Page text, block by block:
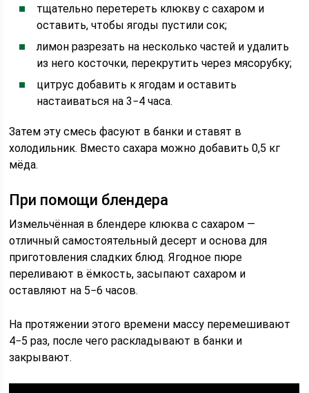
тщательно перетереть клюкву с сахаром и
оставить, чтобы ягоды пустили сок;
лимон разрезать на несколько частей и удалить
из него косточки, перекрутить через мясорубку;
цитрус добавить к ягодам и оставить
настаиваться на 3−4 часа.
Затем эту смесь фасуют в банки и ставят в
холодильник. Вместо сахара можно добавить 0,5 кг
мёда.
При помощи блендера
Измельчённая в блендере клюква с сахаром —
отличный самостоятельный десерт и основа для
приготовления сладких блюд. Ягодное пюре
переливают в ёмкость, засыпают сахаром и
оставляют на 5−6 часов.
На протяжении этого времени массу перемешивают
4−5 раз, после чего раскладывают в банки и
закрывают.